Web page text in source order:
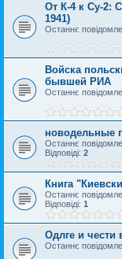
От К-4 к Су-2:
1941)
Останнє
Войска
бывшей РИА
Останнє
новодельные
Останнє
Відповіді: 2
Книга
Останнє
Відповіді: 1
Одлге и чести
Останнє